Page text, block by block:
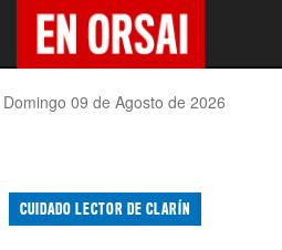
Domingo 09 de Agosto de 2026
CUIDADO LECTOR DE CLARÍN